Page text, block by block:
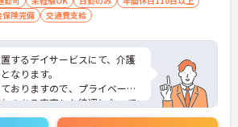
保険完備 交通費支給
するデイサービスにて、介護
なります。
おりますので、プライベート
のある充実した待遇となって
やりがいのある環境となって